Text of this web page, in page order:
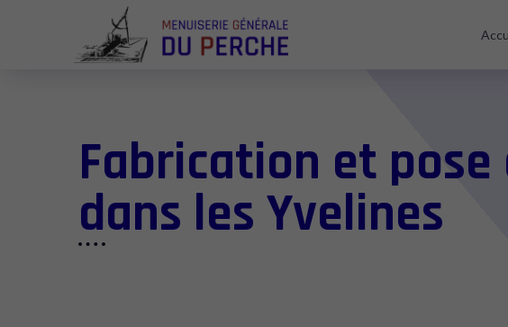
Fabrication et
dans les Yvelines